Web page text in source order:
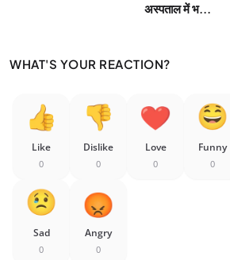
अस्पताल में भ...
WHAT'S YOUR REACTION?
Like
0
Dislike
0
Love
0
Funny
0
Sad
0
Angry
0